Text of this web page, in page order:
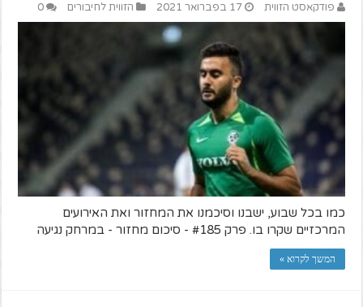
פודקאסט הזווית 17 בפברואר 2021 הזווית לחיבורים 0
כמו בכל שבוע, ישבנו וסיכמנו את המחזור ואת האירועים
המרכזיים שקרו בו. פרק #185 - סיכום מחזור - במרחק נגיעה
המשך לקרוא »